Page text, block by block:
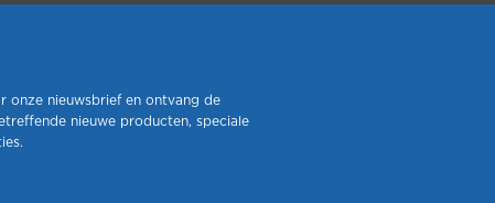
onze nieuwsbrief en ontvang de
nieuwe producten, speciale